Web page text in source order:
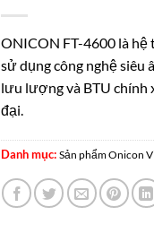
ONICON FT-4600 là
sử dụng công nghệ siêu
lưu lượng và BTU chính
đại.
Danh mục: Sản phẩm Onicon